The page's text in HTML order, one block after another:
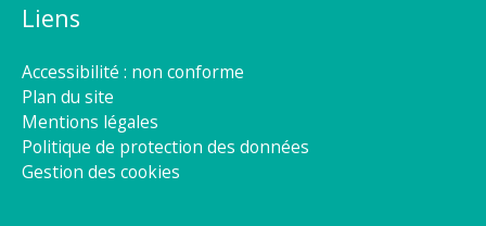
Liens
Accessibilité : non conforme
Plan du site
Mentions légales
Politique de protection des données
Gestion des cookies